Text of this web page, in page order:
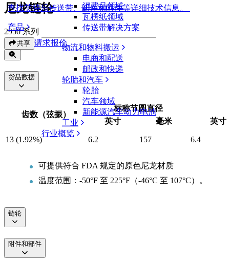
查找英特乐传送带、部件和附件等详细技术信息。
产品
消费品领域
瓦楞纸领域
传送带解决方案
物流和物料搬运
电商和配送
邮政和快递
轮胎和汽车
轮胎
汽车领域
新能源汽车动力电池
工业
行业概览
尼龙链轮
2950 系列
共享 请求报价
货品数据
齿数（弦振）
标称节圆直径
英寸
毫米 英寸
13 (1.92%) 6.2 157 6.4
可提供符合 FDA 规定的原色尼龙材质
温度范围：-50°F 至 225°F（-46°C 至 107°C）。
链轮
附件和部件